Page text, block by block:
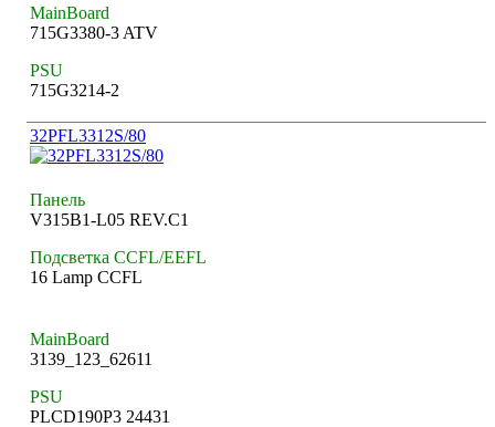
MainBoard
715G3380-3 ATV
PSU
715G3214-2
32PFL3312S/80
Панель
V315B1-L05 REV.C1
Подсветка CCFL/EEFL
16 Lamp CCFL
MainBoard
3139_123_62611
PSU
PLCD190P3 24431